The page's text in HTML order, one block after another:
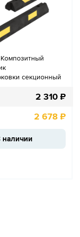
секционный
2 310 ₽
2 678 ₽
наличии